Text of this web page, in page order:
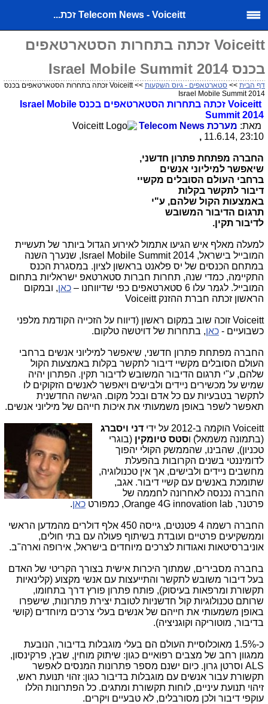
Telecom News - Voiceitt זכת...
Voiceitt זכתה בתחרות הסטארטאפים
בכנס Israel Mobile Summit 2014
דף הבית >> סטארטאפים - גיוס השקעות
>> Voiceitt זכתה בתחרות הסטארטאפים בכנס
Israel Mobile Summit 2014
Voiceitt זכתה בתחרות הסטארטאפים בכנס Israel Mobile
Summit 2014
מאת: מערכת Telecom News
, 11.6.14, 23:10
החברה מפתחת פתרון חדשני,
שיאפשר למיליוני אנשים
ברחבי העולם הסובלים מקשיי
דיבור לתקשר בקלות
באמצעות הקול שלהם, ע"י
תרגום הדיבור המשובש
לדיבור תקין.
למעלה מאלף איש הגיעו אתמול לאירוע הגדול ביותר של תעשיית
המובייל בישראל, Israel Mobile Summit 2014 , שנערך השנה
במתחם הכנסים של יס פלאנט בראשון לציון. במסגרת הכנס
התקיימה, כמדי שנה, תחרות חברות סטארטאפ ישראליות בתחום
המובייל. לגמר עלו 6 סטארטאפים כפי שדיווחנו –
כאן, ובמקום
הראשון זכתה חברת ההזנקVoiceitt
Voiceitt זוכה שוב במקום ראשון (דיווח על הזכייה הקודמת מלפני
כשבועיים - כאן, בתחרות של דויטשה טלקום.
החברה מפתחת פתרון חדשני, שיאפשר למיליוני אנשים ברחבי
העולם הסובלים מקשיי דיבור לתקשר בקלות באמצעות הקול
שלהם, ע"י תרגום הדיבור המשובש לדיבור תקין. הפתרון יהיה
שמיש על מכשירים ניידים ולבישים ויאפשר לאנשים הזקוקים לו
לתקשר בטבעיות עם כל אדם ובכל מקום. הגישה החדשנית
תאפשר לשפר באופן משמעותי את איכות חייהם של מיליוני אנשים.
Voiceitt הוקמה ב-2012 על ידי
דני ויסברג
(בתמונה משמאל) וסטס טיומקין (בוגרי
טכניון), שהבינו, שהממשק הקולי יהפוך
לדומיננטי בשנים הקרובות בהפעלת
מחשבים ניידים ולבישים, אך אין טכנולוגיה,
שתומכת באנשים עם קשיי דיבור. אגב,
החברה נכנסה לאחרונה לחממה של
פרטנר, Orange 4G innovation lab, כמפורט
כאן.
החברה רשמה 4 פטנטים, גייסה 450 אלף דולרים מהמדען הראשי
וממשקיעים פרטיים ועובדת בשיתוף פעולה עם בתי חולים,
אוניברסיטאות ואגודות לצרכים מיוחדים בישראל, אירופה וארה"ב.
בחברה מסבירים, שמתוך היכרות אישית בצורך הקריטי של האדם
בעל דיבור משובש לתקשר והתייעצות עם אנשי מקצוע (קלינאיות
תקשורת ומרפאות בעיסוק), פותח פתרון פורץ דרך בתחומו,
שרותם טכנולוגיות קול חדשניות לטובת יצירת פתרונות, שישפרו
באופן משמעותי את חייהם של אנשים בעלי צרכים מיוחדים (קושי
בדיבור, מוטוריקה וקוגניציה).
כ-1.5% מאוכלוסיית העולם הם בעלי מוגבלות בדיבור, הנובעת
ממגוון רחב של מצבים רפואיים כגון: שיתוק מוחין, שבץ, פרקינסון,
ALS וסרטן גרון. כיום ישנם מספר פתרונות המנסים לאפשר
תקשורת עבור אנשים עם מוגבלות בדיבור כגון: זהוי תנועת ראש,
זיהוי תנועת עיניים, לוחות תקשורת ומתגים. כל הפתרונות הללו
עוקפי דיבור ולכן מסורבלים, לא טבעיים ויקרים.